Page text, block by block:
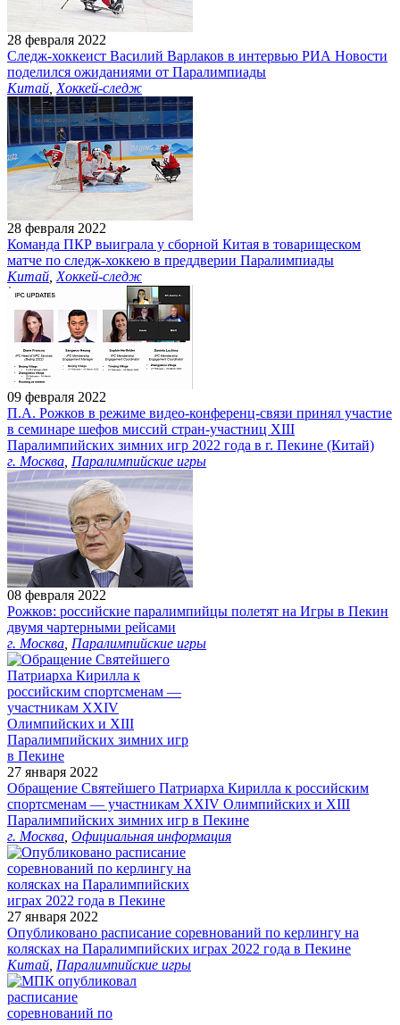
28 февраля 2022
Следж-хоккеист Василий Варлаков в интервью РИА Новости
поделился ожиданиями от Паралимпиады
Китай Хоккей-следж
28 февраля 2022
Команда ПКР выиграла у сборной Китая в товарищеском
матче по следж-хоккею в преддверии Паралимпиады
Китай Хоккей-следж
09 февраля 2022
П.А. Рожков в режиме видео-конференц-связи принял участие
в семинаре шефов миссий стран-участниц XIII
Паралимпийских зимних игр 2022 года в г. Пекине (Китай)
г. Москва Паралимпийские игры
08 февраля 2022
Рожков: российские паралимпийцы полетят на Игры в Пекин
двумя чартерными рейсами
г. Москва Паралимпийские игры
27 января 2022
Обращение Святейшего Патриарха Кирилла к российским
спортсменам — участникам XXIV Олимпийских и XIII
Паралимпийских зимних игр в Пекине
г. Москва Официальная информация
27 января 2022
Опубликовано расписание соревнований по керлингу на
колясках на Паралимпийских играх 2022 года в Пекине
Китай Паралимпийские игры